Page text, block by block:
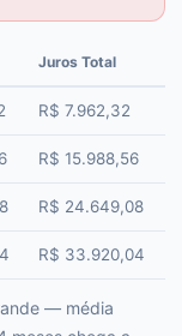
Juros Total
R$ 7.962,32
R$ 15.988,56
R$ 24.649,08
R$ 33.920,04
— média